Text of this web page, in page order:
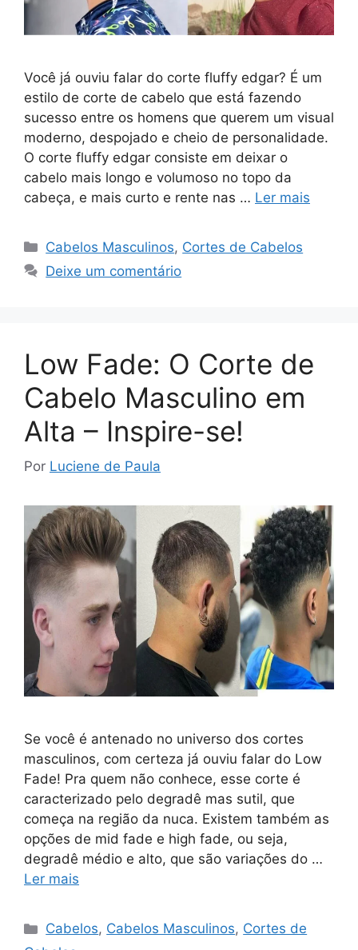
Você já ouviu falar do corte fluffy edgar? É um
estilo de corte de cabelo que está fazendo
sucesso entre os homens que querem um visual
moderno, despojado e cheio de personalidade.
O corte fluffy edgar consiste em deixar o
cabelo mais longo e volumoso no topo da
cabeça, e mais curto e rente nas … Ler mais
Categorias
Cabelos Masculinos, Cortes de Cabelos
Deixe um comentário
Low Fade: O Corte de
Cabelo Masculino em
Alta – Inspire-se!
Por Luciene de Paula
Se você é antenado no universo dos cortes
masculinos, com certeza já ouviu falar do Low
Fade! Pra quem não conhece, esse corte é
caracterizado pelo degradê mas sutil, que
começa na região da nuca. Existem também as
opções de mid fade e high fade, ou seja,
degradê médio e alto, que são variações do …
Ler mais
Categorias
Cabelos, Cabelos Masculinos, Cortes de